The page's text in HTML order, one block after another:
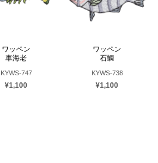
ワッペン
車海老
KYWS-747
¥1,100
ワッペン
石鯛
KYWS-738
¥1,100